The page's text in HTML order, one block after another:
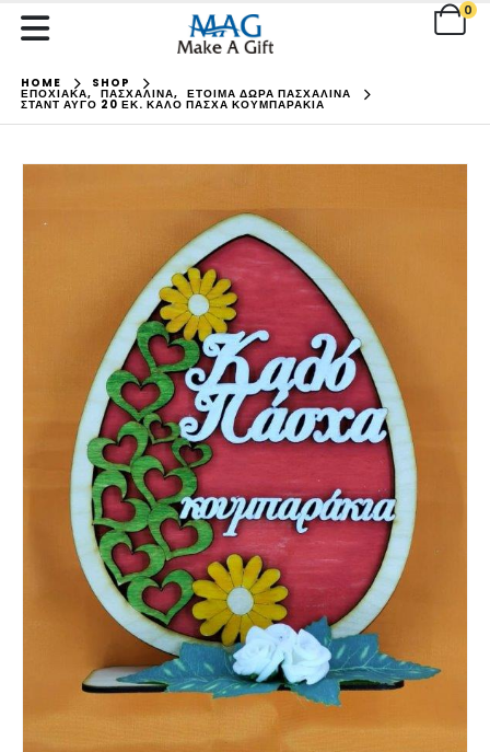
0
HOME SHOP
ΕΠΟΧΙΑΚΑ, ΠΑΣΧΑΛΙΝΑ, ΕΤΟΙΜΑ ΔΩΡΑ ΠΑΣΧΑΛΙΝΑ
ΣΤΑΝΤ ΑΥΓΌ 20 ΕΚ. ΚΑΛΌ ΠΆΣΧΑ ΚΟΥΜΠΑΡΆΚΙΑ